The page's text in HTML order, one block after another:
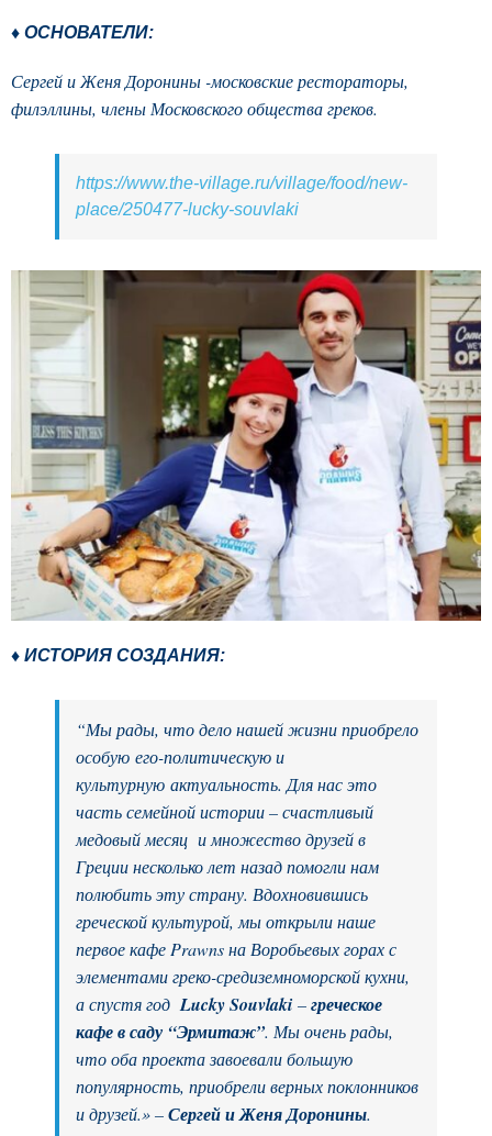
♦ ОСНОВАТЕЛИ:
Сергей и Женя Доронины -московские рестораторы,
филэллины, члены Московского общества греков.
https://www.the-village.ru/village/food/new-
place/250477-lucky-souvlaki
♦ ИСТОРИЯ СОЗДАНИЯ:
“Мы рады, что дело нашей жизни приобрело
особую его-политическую и
культурную актуальность. Для нас это
часть семейной истории – счастливый
медовый месяц и множество друзей в
Греции несколько лет назад помогли нам
полюбить эту страну. Вдохновившись
греческой культурой, мы открыли наше
первое кафе Prawns на Воробьевых горах с
элементами греко-средиземноморской кухни,
а спустя год Lucky Souvlaki –греческое
кафе в саду “Эрмитаж”. Мы очень рады,
что оба проекта завоевали большую
популярность, приобрели верных поклонников
идрузей.» –Сергей и Женя Доронины.